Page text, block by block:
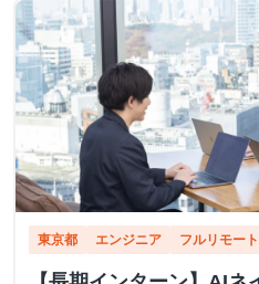
東京都 エンジニア フルリモー